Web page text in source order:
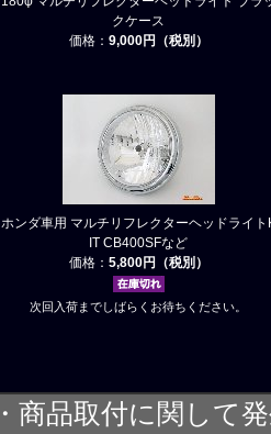
クケース
価格： 9,000円（税別）
ホンダ車用 マルチリフレクターヘッドライト
IT CB400SFなど
価格： 5,800円（税別）
次回入荷までしばらくお待ちください。
・商品取付に関して